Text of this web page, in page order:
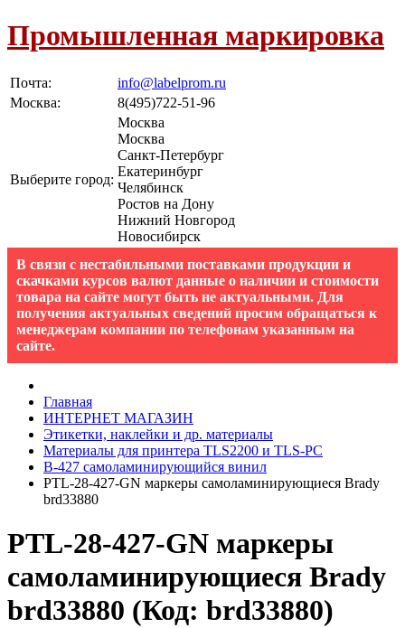
Промышленная маркировка
Почта:
info@labelprom.ru
Москва: 8(495)722-51-96
Выберите город:
Москва
Москва
Санкт-Петербург
Екатеринбург
Челябинск
Ростов на Дону
Нижний Новгород
Новосибирск
В связи с нестабильными поставками продукции и
скачками курсов валют данные о наличии и стоимости
товара на сайте могут быть не актуальными. Для
получения актуальных сведений просим обращаться к
менеджерам компании по телефонам указанным на
сайте.
Главная
ИНТЕРНЕТ МАГАЗИН
Этикетки, наклейки и др. материалы
Материалы для принтера TLS2200 и TLS-PC
B-427 cамоламинирующийся винил
PTL-28-427-GN маркеры самоламинирующиеся Brady
brd33880
PTL-28-427-GN маркеры
самоламинирующиеся Brady
brd33880 (Код: brd33880)